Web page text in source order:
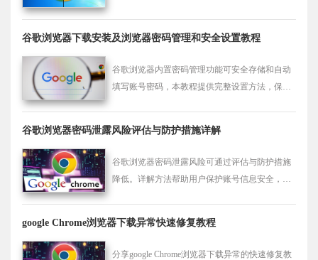
谷歌浏览器下载安装及浏览器密码管理和安全设置教程
谷歌浏览器内置密码管理功能可安全存储和自动
填写账号密码，本教程提供完整设置方法，保障
谷歌浏览器密码泄露风险评估与防护措施详解
谷歌浏览器密码泄露风险可通过评估与防护措施
降低。详解方法帮助用户保护账号信息安全，防
google Chrome浏览器下载异常快速修复教程
分享google Chrome浏览器下载异常的快速修复教